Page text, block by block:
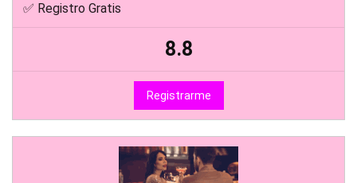
✅ Registro Gratis
8.8
Registrarme